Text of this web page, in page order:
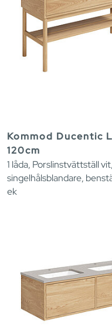
Kommod Ducentic
120cm
1 låda, Porslinstvättställ
singelhålsblandare,
ek